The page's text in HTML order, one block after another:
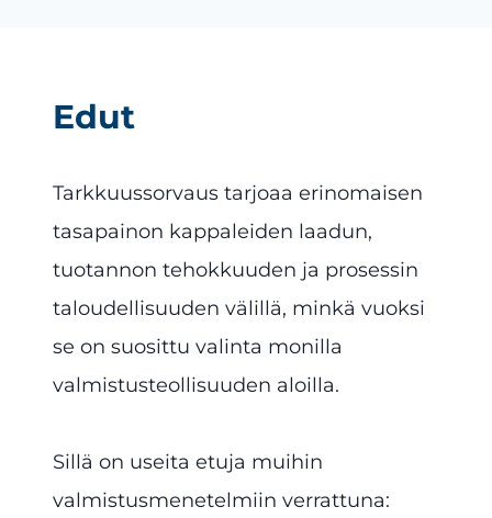
Edut
Tarkkuussorvaus tarjoaa erinomaisen
tasapainon kappaleiden laadun,
tuotannon tehokkuuden ja prosessin
taloudellisuuden välillä, minkä vuoksi
se on suosittu valinta monilla
valmistusteollisuuden aloilla.
Sillä on useita etuja muihin
valmistusmenetelmiin verrattuna: